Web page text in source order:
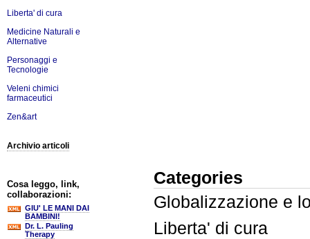
Liberta' di cura
Medicine Naturali e
Alternative
Personaggi e
Tecnologie
Veleni chimici
farmaceutici
Zen&art
Archivio articoli
Cosa leggo, link,
collaborazioni:
GIU' LE MANI DAI
BAMBINI!
Dr. L. Pauling
Therapy
Categories
Globalizzazione e
Liberta' di cura